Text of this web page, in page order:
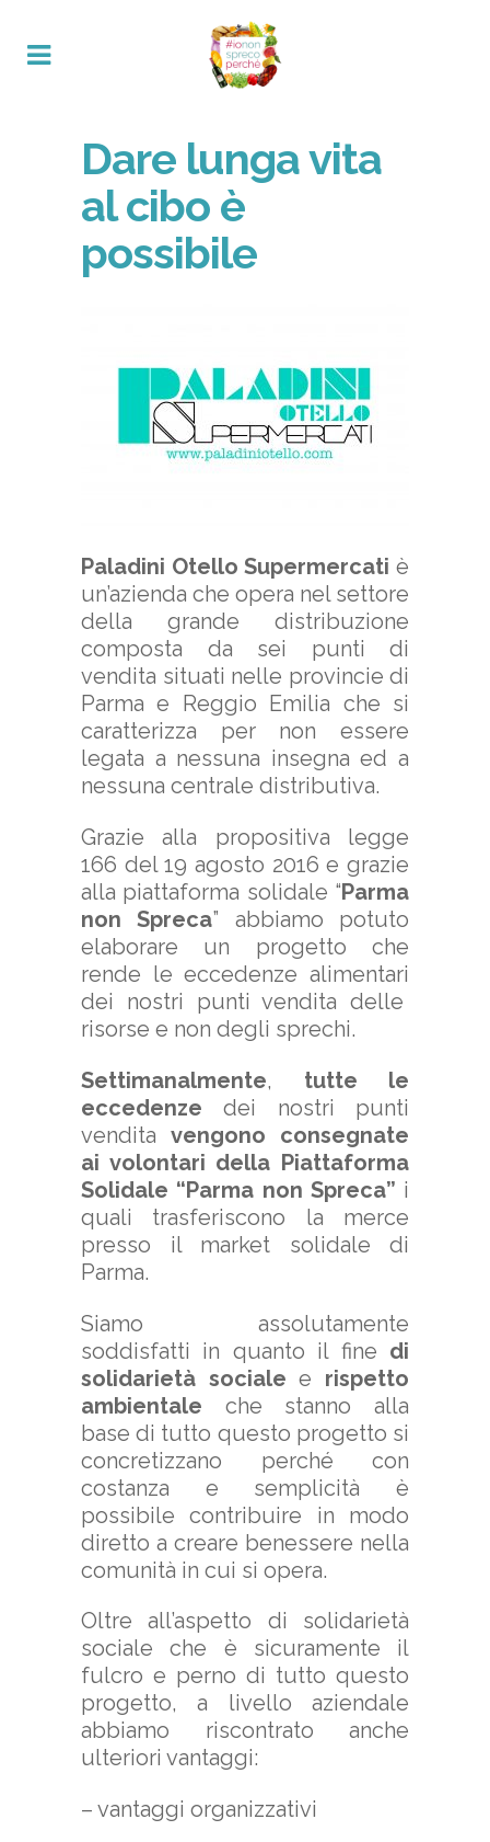
Dare lunga vita
al cibo è
possibile
Paladini Otello Supermercati è
un’azienda che opera nel settore
della grande distribuzione
composta da sei punti di
vendita situati nelle provincie di
Parma e Reggio Emilia che si
caratterizza per non essere
legata a nessuna insegna ed a
nessuna centrale distributiva.
Grazie alla propositiva legge
166 del 19 agosto 2016 e grazie
alla piattaforma solidale “Parma
non Spreca” abbiamo potuto
elaborare un progetto che
rende le eccedenze alimentari
dei nostri punti vendita delle
risorse e non degli sprechi.
Settimanalmente, tutte le
eccedenze dei nostri punti
vendita vengono consegnate
ai volontari della Piattaforma
Solidale “Parma non Spreca” i
quali trasferiscono la merce
presso il market solidale di
Parma.
Siamo assolutamente
soddisfatti in quanto il fine di
solidarietà sociale e rispetto
ambientale che stanno alla
base di tutto questo progetto si
concretizzano perché con
costanza e semplicità è
possibile contribuire in modo
diretto a creare benessere nella
comunità in cui si opera.
Oltre all’aspetto di solidarietà
sociale che è sicuramente il
fulcro e perno di tutto questo
progetto, a livello aziendale
abbiamo riscontrato anche
ulteriori vantaggi:
– vantaggi organizzativi